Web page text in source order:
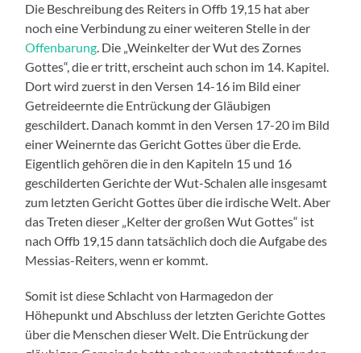
Die Beschreibung des Reiters in Offb 19,15 hat aber
noch eine Verbindung zu einer weiteren Stelle in der
Offenbarung. Die „Weinkelter der Wut des Zornes
Gottes“, die er tritt, erscheint auch schon im 14. Kapitel.
Dort wird zuerst in den Versen 14-16 im Bild einer
Getreideernte die Entrückung der Gläubigen
geschildert. Danach kommt in den Versen 17-20 im Bild
einer Weinernte das Gericht Gottes über die Erde.
Eigentlich gehören die in den Kapiteln 15 und 16
geschilderten Gerichte der Wut-Schalen alle insgesamt
zum letzten Gericht Gottes über die irdische Welt. Aber
das Treten dieser „Kelter der großen Wut Gottes“ ist
nach Offb 19,15 dann tatsächlich doch die Aufgabe des
Messias-Reiters, wenn er kommt.
Somit ist diese Schlacht von Harmagedon der
Höhepunkt und Abschluss der letzten Gerichte Gottes
über die Menschen dieser Welt. Die Entrückung der